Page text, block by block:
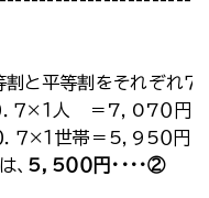
と平等割をそれぞれ７
７×１人 ＝7，07０円
×１世帯＝5，95０円
5，5００円 ・・・・②